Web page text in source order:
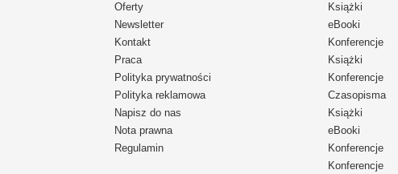
Oferty
Newsletter
Kontakt
Praca
Polityka prywatności
Polityka reklamowa
Napisz do nas
Nota prawna
Regulamin
Książki
eBooki
Konferencje
Książki
Konferencje
Czasopisma
Książki
eBooki
Konferencje
Konferencje